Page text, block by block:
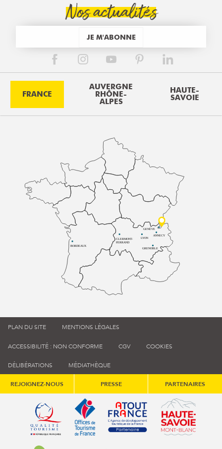
Nos actualités
JE M'ABONNE
FRANCE
AUVERGNE
RHÔNE-
ALPES
HAUTE-
SAVOIE
BORDEAUX
CLERMONT-
FERRAND
LYON
ANNECY
GRENOBLE
GENÈVE
PLAN DU SITE MENTIONS LÉGALES
ACCESSIBILITÉ : NON CONFORME CGV COOKIES
DÉLIBÉRATIONS MÉDIATHÈQUE
REJOIGNEZ-NOUS PRESSE PARTENAIRES
Qualité tourisme (s'ouvre dans une nouvelle fenêtre)
Office de tourisme de France (s'ouvre
Atout France (s'ouvre dans